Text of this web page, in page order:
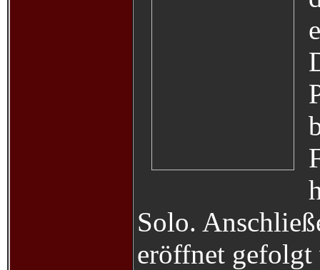
Solo.
eröffnet gefolgt